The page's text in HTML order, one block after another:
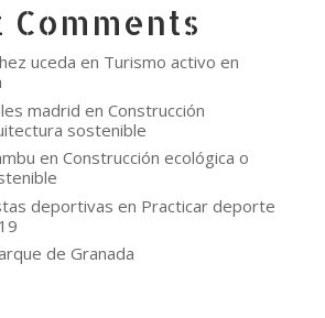
Comments
uceda en Turismo activo en
madrid en Construcción
sostenible
en Construcción ecológica o
deportivas en Practicar deporte
de Granada